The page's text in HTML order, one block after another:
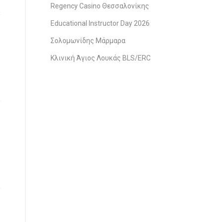
Regency Casino Θεσσαλονίκης
Educational Instructor Day 2026
Σολομωνίδης Μάρμαρα
Κλινική Άγιος Λουκάς BLS/ERC